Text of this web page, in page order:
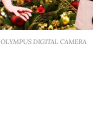
OLYMPUS DIGITAL CAMERA